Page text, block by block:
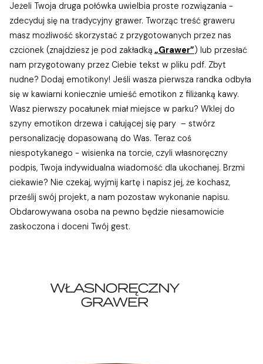
Jeżeli Twoja druga połówka uwielbia proste rozwiązania -
zdecyduj się na tradycyjny grawer. Tworząc treść graweru
masz możliwość skorzystać z przygotowanych przez nas
czcionek (znajdziesz je pod zakładką „Grawer”) lub przesłać
nam przygotowany przez Ciebie tekst w pliku pdf. Zbyt
nudne? Dodaj emotikony! Jeśli wasza pierwsza randka odbyła
się w kawiarni koniecznie umieść emotikon z filiżanką kawy.
Wasz pierwszy pocałunek miał miejsce w parku? Wklej do
szyny emotikon drzewa i całującej się pary – stwórz
personalizację dopasowaną do Was. Teraz coś
niespotykanego - wisienka na torcie, czyli własnoręczny
podpis, Twoja indywidualna wiadomość dla ukochanej. Brzmi
ciekawie? Nie czekaj, wyjmij kartę i napisz jej, że kochasz,
prześlij swój projekt, a nam pozostaw wykonanie napisu.
Obdarowywana osoba na pewno będzie niesamowicie
zaskoczona i doceni Twój gest.